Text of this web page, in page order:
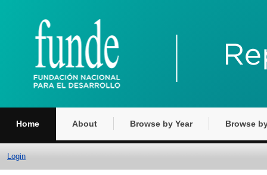
Home About Browse by Year Browse
Login